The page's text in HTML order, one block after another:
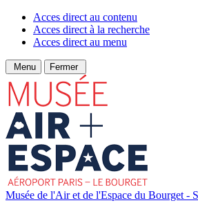
Acces direct au contenu
Acces direct à la recherche
Acces direct au menu
Menu Fermer
Musée de l'Air et de l'Espace du Bourget -